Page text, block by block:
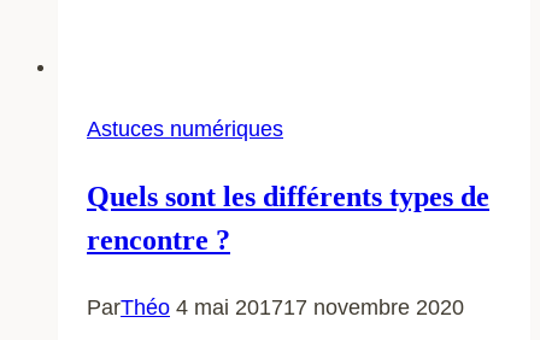
Astuces numériques
Quels sont les différents types de
rencontre ?
ParThéo 4 mai 201717 novembre 2020